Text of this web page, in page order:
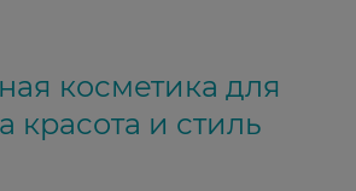
косметика для
красота и стиль